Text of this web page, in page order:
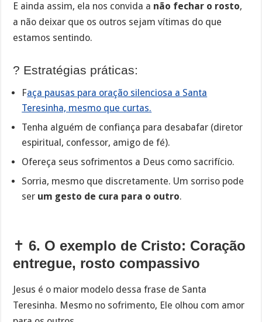
E ainda assim, ela nos convida a não fechar o rosto,
a não deixar que os outros sejam vítimas do que
estamos sentindo.
? Estratégias práticas:
Faça pausas para oração silenciosa a Santa
Teresinha, mesmo que curtas.
Tenha alguém de confiança para desabafar (diretor
espiritual, confessor, amigo de fé).
Ofereça seus sofrimentos a Deus como sacrifício.
Sorria, mesmo que discretamente. Um sorriso pode
ser um gesto de cura para o outro.
✝️ 6. O exemplo de Cristo: Coração
entregue, rosto compassivo
Jesus é o maior modelo dessa frase de Santa
Teresinha. Mesmo no sofrimento, Ele olhou com amor